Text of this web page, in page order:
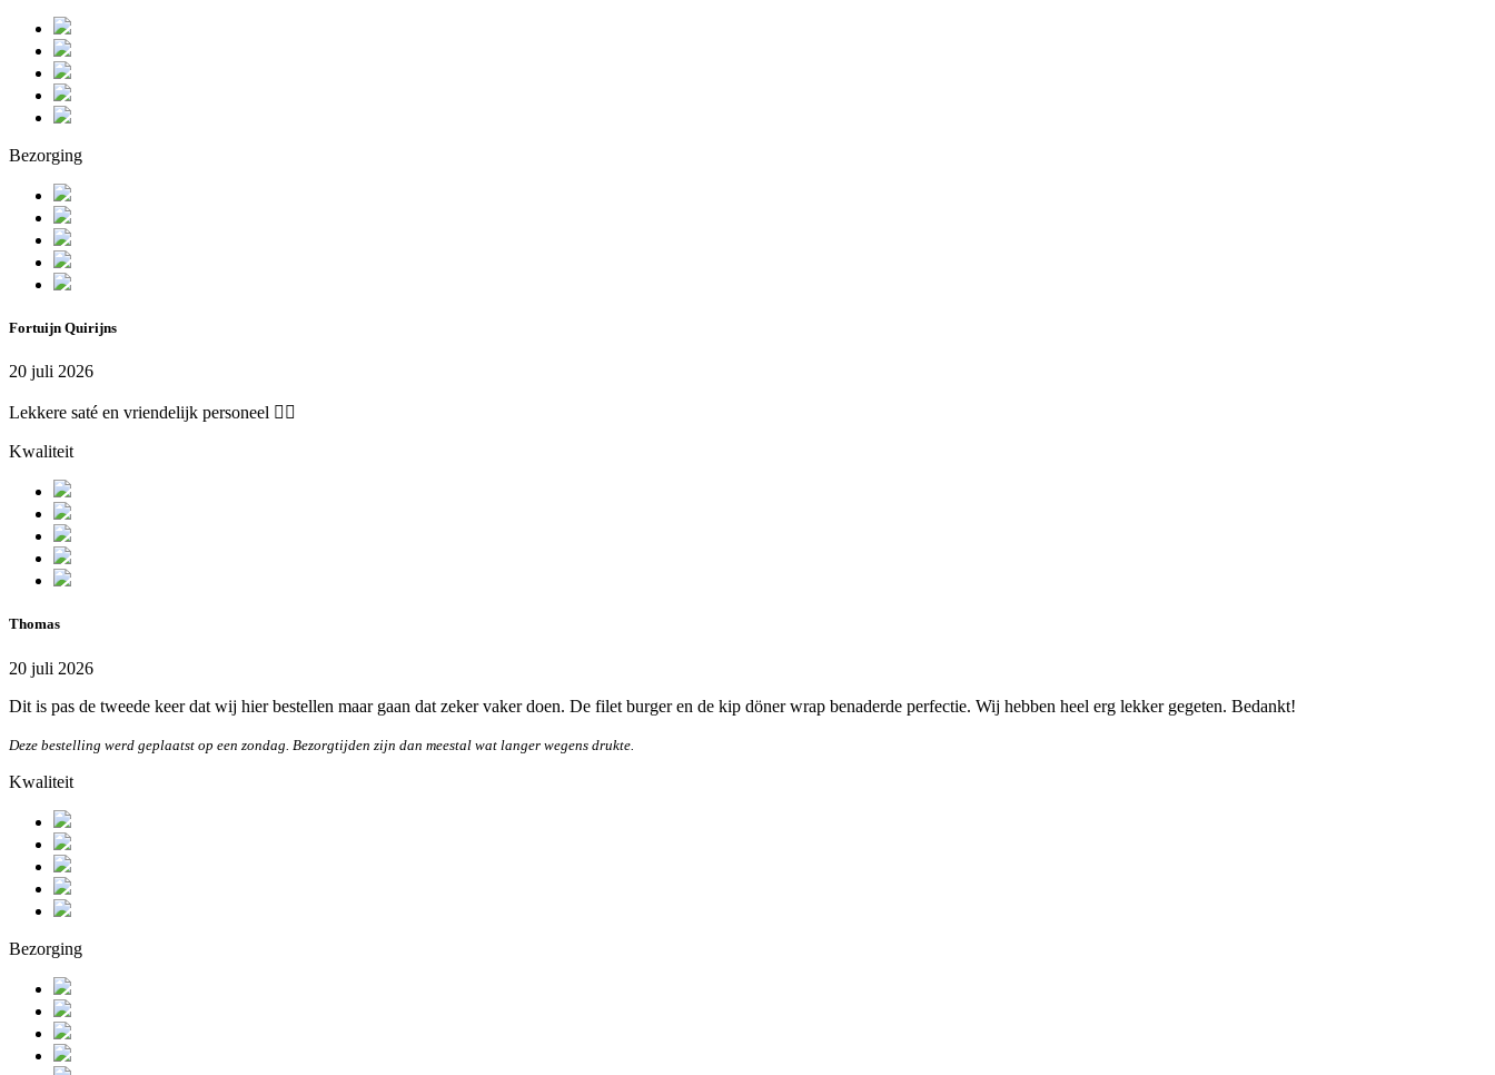
Bezorging
Fortuijn Quirijns
20 juli 2026
Lekkere saté en vriendelijk personeel 👌🏽
Kwaliteit
Thomas
20 juli 2026
Dit is pas de tweede keer dat wij hier bestellen maar gaan dat zeker vaker doen. De filet burger en de kip döner wrap benaderde perfectie. Wij hebben heel erg lekker gegeten. Bedankt!
Deze bestelling werd geplaatst op een zondag. Bezorgtijden zijn dan meestal wat langer wegens drukte.
Kwaliteit
Bezorging